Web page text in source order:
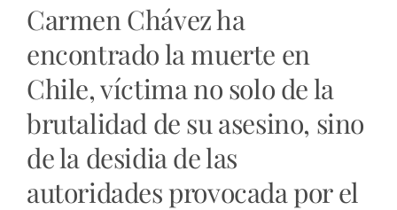
Carmen Chávez ha
encontrado la muerte en
Chile, víctima no solo de la
brutalidad de su asesino, sino
de la desidia de las
autoridades provocada por el